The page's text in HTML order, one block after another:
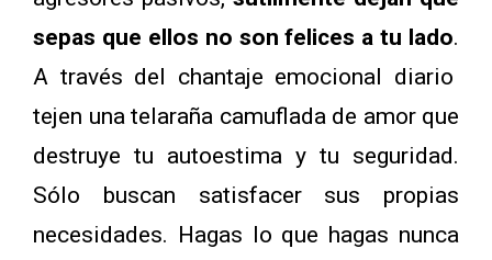
sepas que ellos no son felices a tu lado.
A través del chantaje emocional diario
tejen una telaraña camuflada de amor que
destruye tu autoestima y tu seguridad.
Sólo buscan satisfacer sus propias
necesidades. Hagas lo que hagas nunca